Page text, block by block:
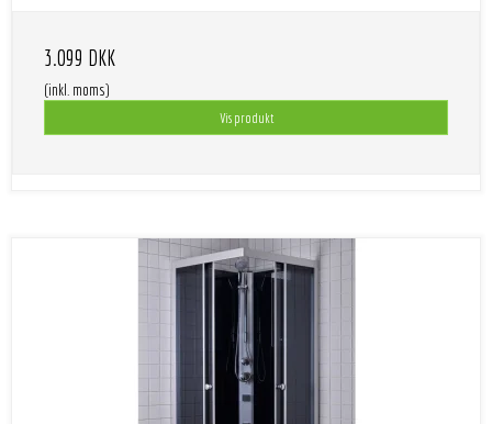
3.099 DKK
(inkl. moms)
Vis produkt